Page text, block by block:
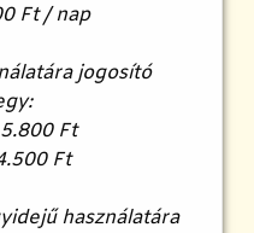
Ft / nap
jogosító
Ft
Ft
használatára